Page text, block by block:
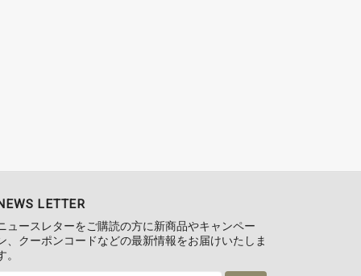
LETTER
ュースレターをご購読の方に新商品やキャンペー
、クーポンコードなどの最新情報をお届けいたしま
。